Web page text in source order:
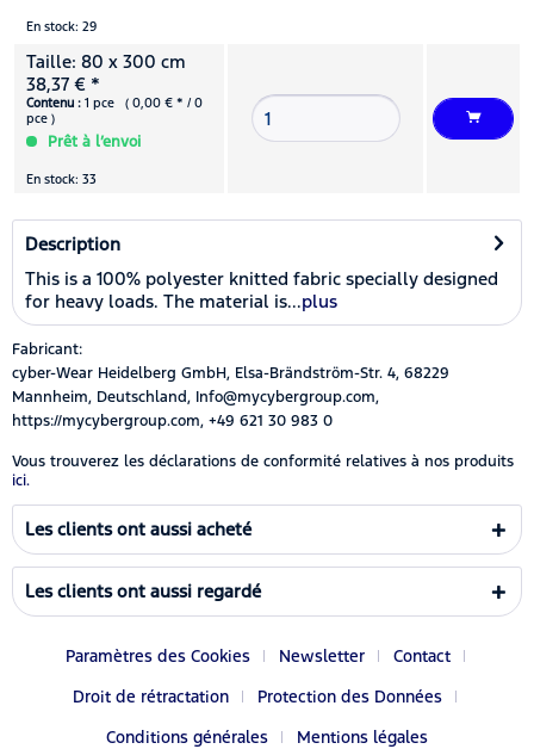
En stock: 29
Taille: 80 x 300 cm
38,37 € *
Contenu : 1 pce ( 0,00 € * / 0
pce )
Prêt à l’envoi
En stock: 33
Description
This is a 100% polyester knitted fabric specially designed
for heavy loads. The material is...plus
Fabricant:
cyber-Wear Heidelberg GmbH, Elsa-Brändström-Str. 4, 68229
Mannheim, Deutschland, Info@mycybergroup.com,
https://mycybergroup.com, +49 621 30 983 0
Vous trouverez les déclarations de conformité relatives à nos produits
ici.
Les clients ont aussi acheté
Les clients ont aussi regardé
Paramètres des Cookies Newsletter
Contact
Droit de rétractation
Protection des Données
Conditions générales
Mentions légales